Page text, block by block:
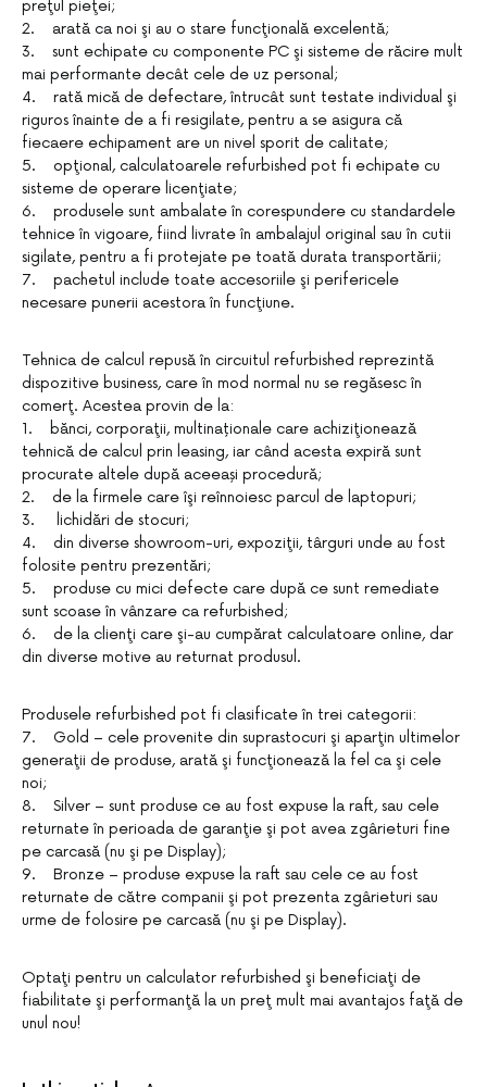
preţul pieţei;
2. arată ca noi şi au o stare funcţională excelentă;
3. sunt echipate cu componente PC şi sisteme de răcire mult
mai performante decât cele de uz personal;
4. rată mică de defectare, întrucât sunt testate individual şi
riguros înainte de a fi resigilate, pentru a se asigura că
fiecaere echipament are un nivel sporit de calitate;
5. opţional, calculatoarele refurbished pot fi echipate cu
sisteme de operare licenţiate;
6. produsele sunt ambalate în corespundere cu standardele
tehnice în vigoare, fiind livrate în ambalajul original sau în cutii
sigilate, pentru a fi protejate pe toată durata transportării;
7. pachetul include toate accesoriile şi perifericele
necesare punerii acestora în funcţiune.
Tehnica de calcul repusă în circuitul refurbished reprezintă
dispozitive business, care în mod normal nu se regăsesc în
comerţ. Acestea provin de la:
1. bănci, corporaţii, multinaționale care achiziţionează
tehnică de calcul prin leasing, iar când acesta expiră sunt
procurate altele după aceeași procedură;
2. de la firmele care îşi reînnoiesc parcul de laptopuri;
3. lichidări de stocuri;
4. din diverse showroom-uri, expoziţii, târguri unde au fost
folosite pentru prezentări;
5. produse cu mici defecte care după ce sunt remediate
sunt scoase în vânzare ca refurbished;
6. de la clienţi care şi-au cumpărat calculatoare online, dar
din diverse motive au returnat produsul.
Produsele refurbished pot fi clasificate în trei categorii:
7. Gold – cele provenite din suprastocuri şi aparţin ultimelor
generaţii de produse, arată şi funcţionează la fel ca şi cele
noi;
8. Silver – sunt produse ce au fost expuse la raft, sau cele
returnate în perioada de garanţie şi pot avea zgârieturi fine
pe carcasă (nu şi pe Display);
9. Bronze – produse expuse la raft sau cele ce au fost
returnate de către companii şi pot prezenta zgârieturi sau
urme de folosire pe carcasă (nu şi pe Display).
Optaţi pentru un calculator refurbished şi beneficiaţi de
fiabilitate şi performanţă la un preţ mult mai avantajos faţă de
unul nou!